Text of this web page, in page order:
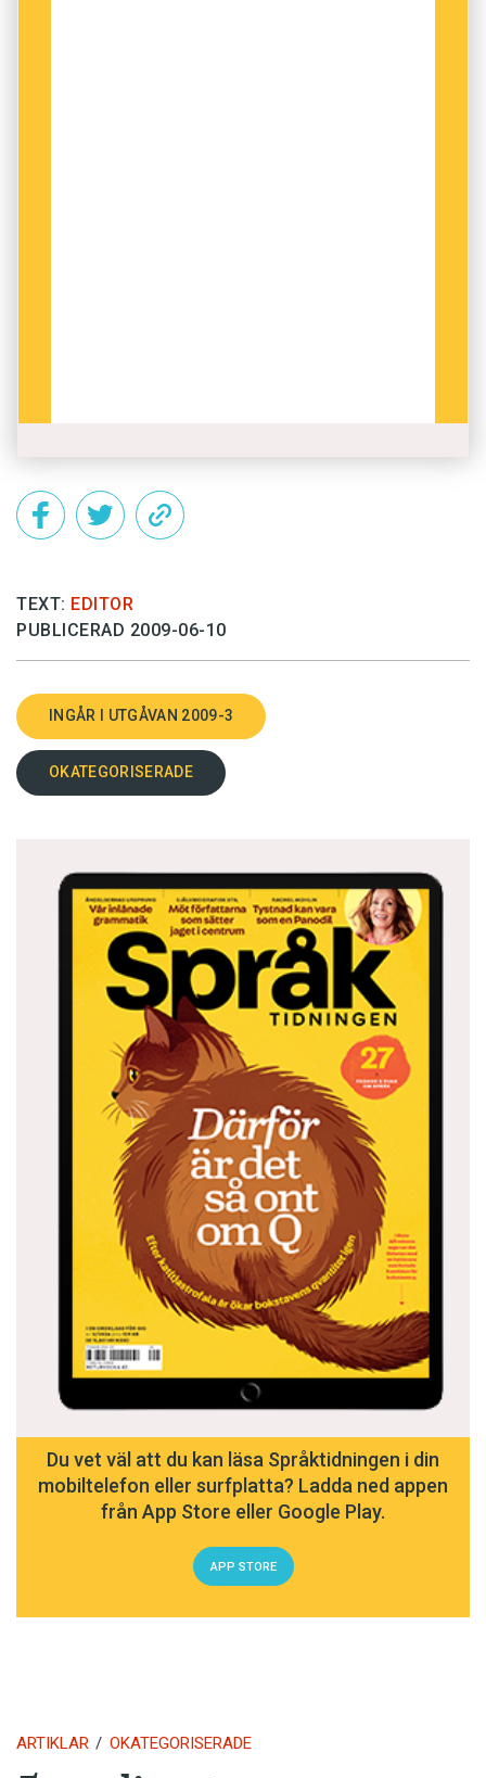
TEXT: EDITOR
PUBLICERAD 2009-06-10
INGÅR I UTGÅVAN 2009-3
OKATEGORISERADE
Du vet väl att du kan läsa Språktidningen i din
mobiltelefon eller surfplatta? Ladda ned appen
från App Store eller Google Play.
APP STORE
ARTIKLAR OKATEGORISERADE